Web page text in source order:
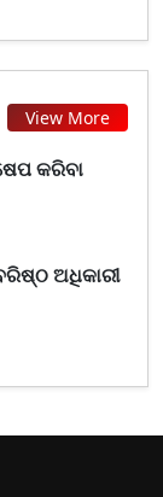
View More
କରିବା
ଅଧିକାରୀ